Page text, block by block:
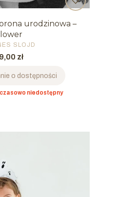
urodzinowa –
SLOJD
zł
o dostępności
niedostępny